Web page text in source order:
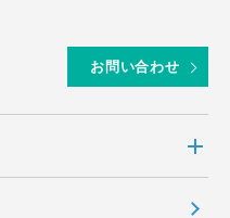
お問い合わせ